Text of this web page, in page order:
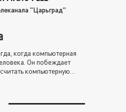
"Царьград"
когда компьютерная
Он побеждает
компьютерную